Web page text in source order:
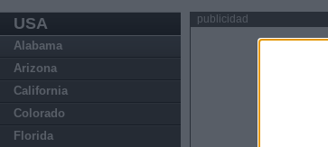
USA
Alabama
Arizona
California
Colorado
Florida
publicidad